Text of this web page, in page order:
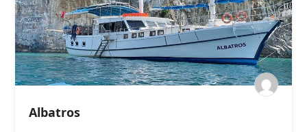
Albatros